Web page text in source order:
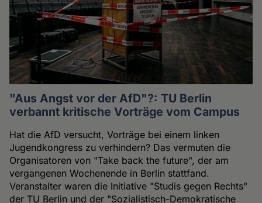
"Aus Angst vor der AfD"?: TU Berlin
verbannt kritische Vorträge vom Campus
Hat die AfD versucht, Vorträge bei einem linken
Jugendkongress zu verhindern? Das vermuten die
Organisatoren von "Take back the future", der am
vergangenen Wochenende in Berlin stattfand.
Veranstalter waren die Initiative "Studis gegen Rechts"
der TU Berlin und der "Sozialistisch-Demokratische